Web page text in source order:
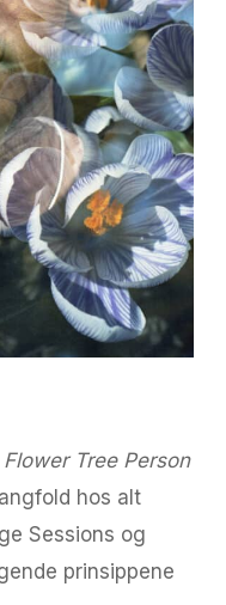
Flower Tree Person
hos alt
Sessions og
prinsippene